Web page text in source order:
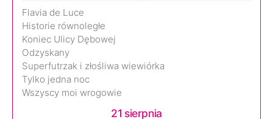
Flavia de Luce
Historie równoległe
Koniec Ulicy Dębowej
Odzyskany
Superfutrzak i złośliwa wiewiórka
Tylko jedna noc
Wszyscy moi wrogowie
21 sierpnia